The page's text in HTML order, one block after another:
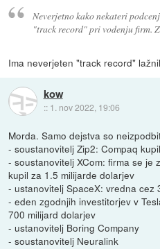
Neverjetno kako nekateri
"track record" pri vodenju firm.
Ima neverjeten "track record"
kow
:: 1. nov 2022, 19:06
Morda. Samo dejstva so
- soustanovitelj Zip2: Compaq
- soustanovitelj XCom: firma se je
kupil za 1.5 milijarde dolarjev
- ustanovitelj SpaceX: vredna cez
- eden zgodnjih investitorjev v
700 milijard dolarjev
- ustanovitelj Boring Company
- soustanovitelj Neuralink